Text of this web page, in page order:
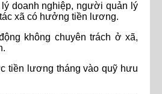
doanh nghiệp, người quản lý
xã có hưởng tiền lương.
không chuyên trách ở xã,
tiền lương tháng vào quỹ hưu